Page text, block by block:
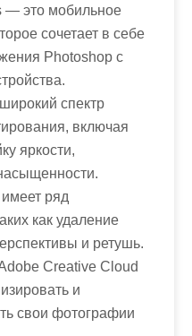
— это мобильное
сочетает в себе
Photoshop с
спектр
включая
яркости,
ряд
как удаление
и ретушь.
Creative Cloud
и
свои фотографии